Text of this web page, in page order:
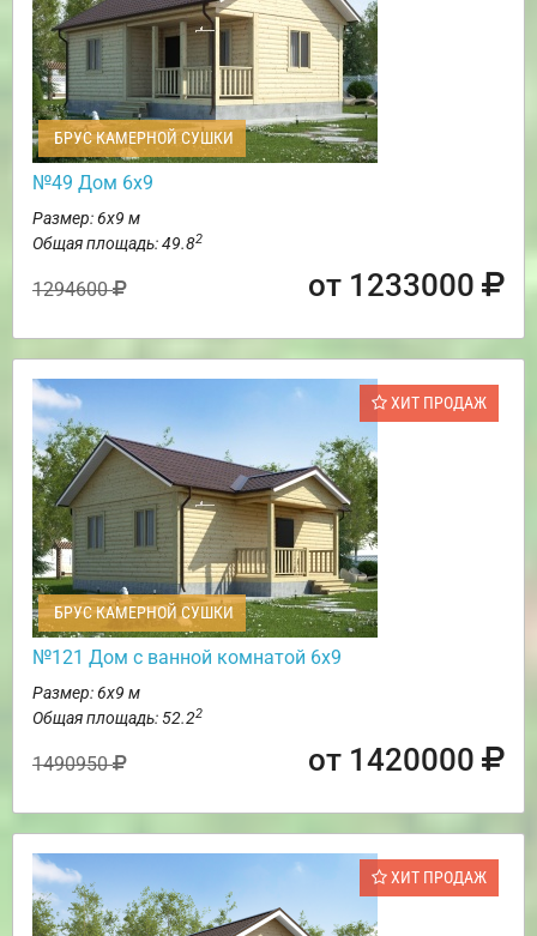
БРУС КАМЕРНОЙ СУШКИ
№49 Дом 6х9
Размер: 6х9 м
Общая площадь: 49.82
1294600 от 1233000
ХИТ ПРОДАЖ
БРУС КАМЕРНОЙ СУШКИ
№121 Дом с ванной комнатой 6х9
Размер: 6х9 м
Общая площадь: 52.22
1490950 от 1420000
ХИТ ПРОДАЖ